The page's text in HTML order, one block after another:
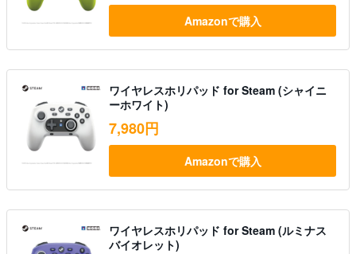
Amazonで購入
ワイヤレスホリパッド for Steam (シャイニ
ーホワイト)
7,980円
Amazonで購入
ワイヤレスホリパッド for Steam (ルミナス
バイオレット)